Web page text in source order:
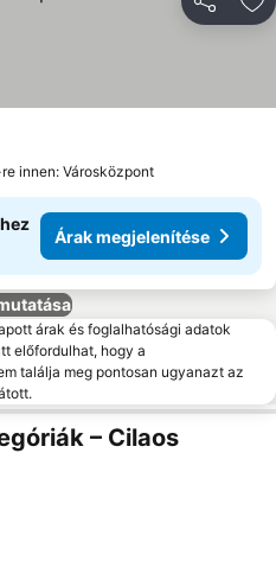
innen: Városközpont
Árak megjelenítése
árak és foglalhatósági adatok
előfordulhat, hogy a
találja meg pontosan ugyanazt az
– Cilaos